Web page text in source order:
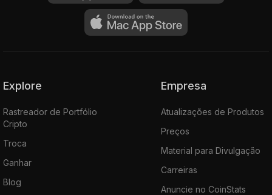
Explore
Rastreador de Portfólio
Cripto
Troca
Ganhar
Blog
Empresa
Atualizações de Produtos
Preços
Material para Divulgação
Carreiras
Anuncie no CoinStats